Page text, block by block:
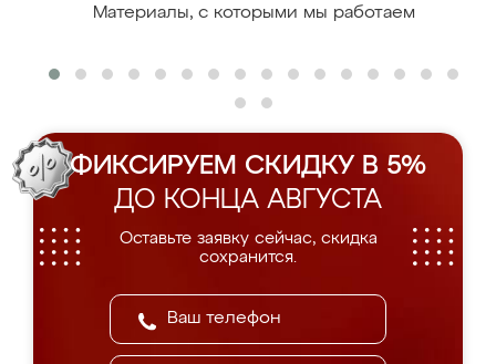
Материалы, с которыми мы работаем
ФИКСИРУЕМ СКИДКУ В 5%
ДО КОНЦА АВГУСТА
Оставьте заявку сейчас, скидка
сохранится.